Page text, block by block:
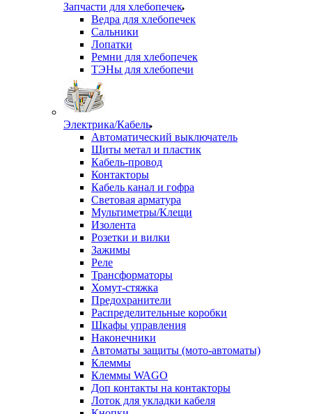
Запчасти для хлебопечек
Ведра для хлебопечек
Сальники
Лопатки
Ремни для хлебопечек
ТЭНы для хлебопечи
Электрика/Кабель
Автоматический выключатель
Щиты метал и пластик
Кабель-провод
Контакторы
Кабель канал и гофра
Световая арматура
Мультиметры/Клещи
Изолента
Розетки и вилки
Зажимы
Реле
Трансформаторы
Хомут-стяжка
Предохранители
Распределительные коробки
Шкафы управления
Наконечники
Автоматы защиты (мото-автоматы)
Клеммы
Клеммы WAGO
Доп контакты на контакторы
Лоток для укладки кабеля